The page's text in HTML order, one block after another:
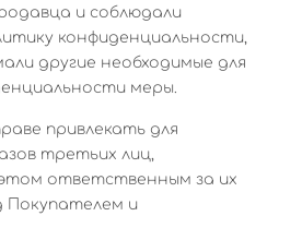
и соблюдали
конфиденциальности,
другие необходимые для
меры.
привлекать для
третьих лиц,
ответственным за их
Покупателем и